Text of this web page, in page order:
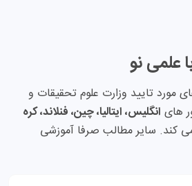
علمی نو
مورد تایید وزارت علوم تحقیقات و
های انگلیس، ایتالیا، چین، فنلاند، کره
کند. سایر مطالب صرفا آموزشی